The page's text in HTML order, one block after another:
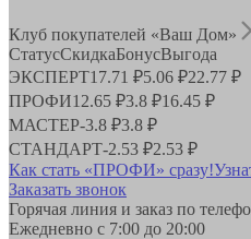
Клуб покупателей «Ваш Дом»
СтатусСкидкаБонусВыгода
ЭКСПЕРТ17.71 ₽5.06 ₽22.77 ₽
ПРОФИ12.65 ₽3.8 ₽16.45 ₽
МАСТЕР-3.8 ₽3.8 ₽
СТАНДАРТ-2.53 ₽2.53 ₽
Как стать «ПРОФИ» сразу!
Заказать звонок
Горячая линия и заказ по
Ежедневно с 7:00 до 20:00